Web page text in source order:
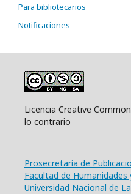
Para bibliotecarios
Notificaciones
Licencia Creative
lo contrario
Prosecretaría de
Facultad de Humanidades
Universidad Nacional de